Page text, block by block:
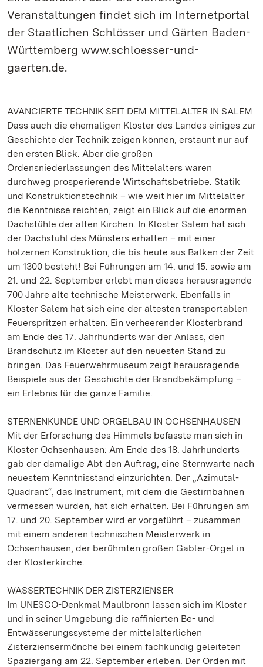
Veranstaltungen findet sich im Internetportal
der Staatlichen Schlösser und Gärten Baden-
Württemberg www.schloesser-und-
gaerten.de.
AVANCIERTE TECHNIK SEIT DEM MITTELALTER IN SALEM
Dass auch die ehemaligen Klöster des Landes einiges zur
Geschichte der Technik zeigen können, erstaunt nur auf
den ersten Blick. Aber die großen
Ordensniederlassungen des Mittelalters waren
durchweg prosperierende Wirtschaftsbetriebe. Statik
und Konstruktionstechnik – wie weit hier im Mittelalter
die Kenntnisse reichten, zeigt ein Blick auf die enormen
Dachstühle der alten Kirchen. In Kloster Salem hat sich
der Dachstuhl des Münsters erhalten – mit einer
hölzernen Konstruktion, die bis heute aus Balken der Zeit
um 1300 besteht! Bei Führungen am 14. und 15. sowie am
21. und 22. September erlebt man dieses herausragende
700 Jahre alte technische Meisterwerk. Ebenfalls in
Kloster Salem hat sich eine der ältesten transportablen
Feuerspritzen erhalten: Ein verheerender Klosterbrand
am Ende des 17. Jahrhunderts war der Anlass, den
Brandschutz im Kloster auf den neuesten Stand zu
bringen. Das Feuerwehrmuseum zeigt herausragende
Beispiele aus der Geschichte der Brandbekämpfung –
ein Erlebnis für die ganze Familie.
STERNENKUNDE UND ORGELBAU IN OCHSENHAUSEN
Mit der Erforschung des Himmels befasste man sich in
Kloster Ochsenhausen: Am Ende des 18. Jahrhunderts
gab der damalige Abt den Auftrag, eine Sternwarte nach
neuestem Kenntnisstand einzurichten. Der „Azimutal-
Quadrant“, das Instrument, mit dem die Gestirnbahnen
vermessen wurden, hat sich erhalten. Bei Führungen am
17. und 20. September wird er vorgeführt – zusammen
mit einem anderen technischen Meisterwerk in
Ochsenhausen, der berühmten großen Gabler-Orgel in
der Klosterkirche.
WASSERTECHNIK DER ZISTERZIENSER
Im UNESCO-Denkmal Maulbronn lassen sich im Kloster
und in seiner Umgebung die raffinierten Be- und
Entwässerungssysteme der mittelalterlichen
Zisterziensermönche bei einem fachkundig geleiteten
Spaziergang am 22. September erleben. Der Orden mit